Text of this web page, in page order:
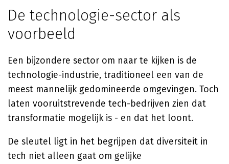
De technologie-sector als
voorbeeld
Een bijzondere sector om naar te kijken is de
technologie-industrie, traditioneel een van de
meest mannelijk gedomineerde omgevingen. Toch
laten vooruitstrevende tech-bedrijven zien dat
transformatie mogelijk is - en dat het loont.
De sleutel ligt in het begrijpen dat diversiteit in
tech niet alleen gaat om gelijke